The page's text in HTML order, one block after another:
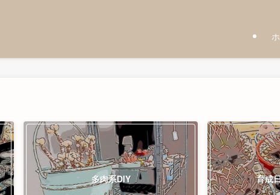
多肉系DIY 育成